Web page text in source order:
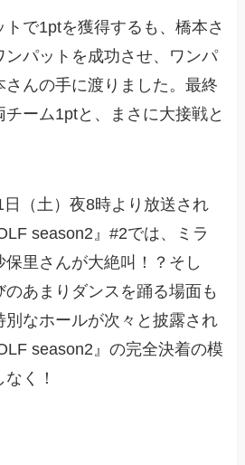
で1ptを獲得するも、橋本さ
ンパットを成功させ、ワンパ
さんの手に渡りました。最終
ーム1ptと、まさに大接戦と
（土）夜8時より放送され
season2』#2では、ミラ
里さんが大絶叫！？そし
あまりダンスを踊る場面も
別なホールが次々と披露され
season2』の完全決着の模
く！